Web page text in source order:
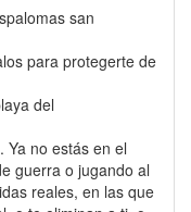
para protegerte de
Ya no estás en el
guerra o jugando al
reales, en las que